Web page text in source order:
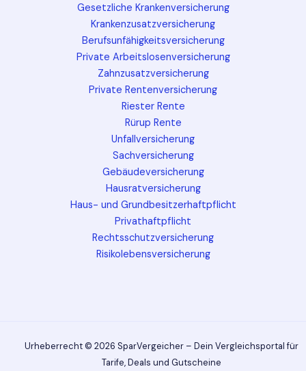
Gesetzliche Krankenversicherung
Krankenzusatzversicherung
Berufsunfähigkeitsversicherung
Private Arbeitslosenversicherung
Zahnzusatzversicherung
Private Rentenversicherung
Riester Rente
Rürup Rente
Unfallversicherung
Sachversicherung
Gebäudeversicherung
Hausratversicherung
Haus- und Grundbesitzerhaftpflicht
Privathaftpflicht
Rechtsschutzversicherung
Risikolebensversicherung
Urheberrecht © 2026 SparVergeicher – Dein Vergleichsportal für
Tarife, Deals und Gutscheine